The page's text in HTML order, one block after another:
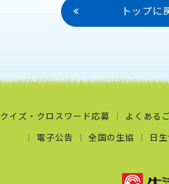
トップに
クイズ・クロスワード応募 よくある
電子公告 全国の生協 日